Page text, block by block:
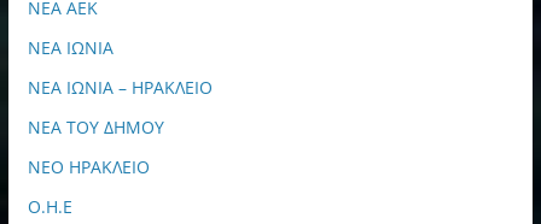
ΝΕΑ ΑΕΚ
ΝΕΑ ΙΩΝΙΑ
ΝΕΑ ΙΩΝΙΑ – ΗΡΑΚΛΕΙΟ
ΝΕΑ ΤΟΥ ΔΗΜΟΥ
ΝΕΟ ΗΡΑΚΛΕΙΟ
Ο.Η.Ε